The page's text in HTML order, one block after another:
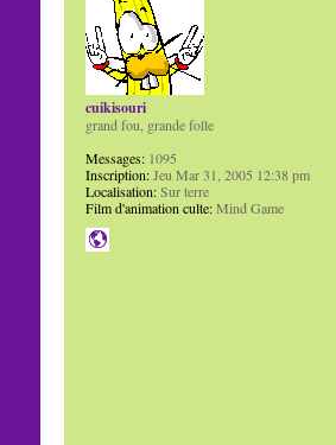
cuikisouri
grand fou, grande folle
Messages:1095
Inscription:Jeu Mar 31, 2005 12:38 pm
Localisation:Sur terre
Film d'animation culte:Mind Game